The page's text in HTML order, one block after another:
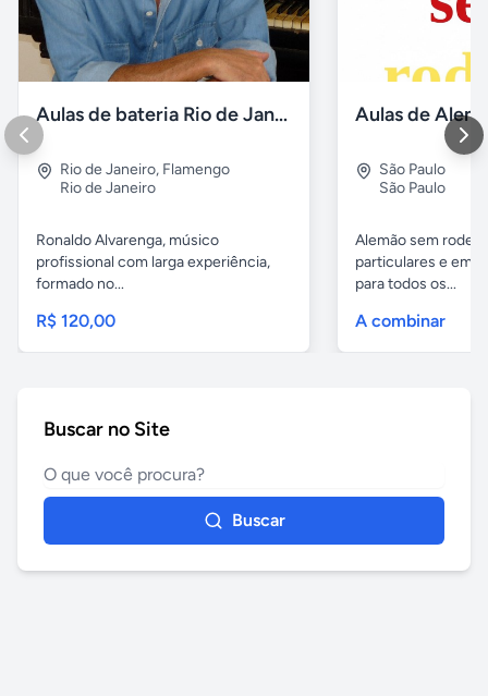
Aulas de bateria Rio de Janeiro
Rio de Janeiro, Flamengo
Rio de Janeiro
Ronaldo Alvarenga, músico
profissional com larga experiência,
formado no...
R$ 120,00
São Paulo
São Paulo
Alemão sem
particulares e em
para todos os...
A combinar
Buscar no Site
Buscar